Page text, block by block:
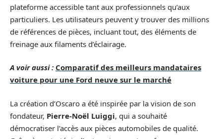
plateforme accessible tant aux professionnels qu’aux
particuliers. Les utilisateurs peuvent y trouver des millions
de références de pièces, incluant tout, des éléments de
freinage aux filaments d’éclairage.
A voir aussi : Comparatif des meilleurs mandataires
voiture pour une Ford neuve sur le marché
La création d’Oscaro a été inspirée par la vision de son
fondateur, Pierre-Noël Luiggi, qui a souhaité
démocratiser l’accès aux pièces automobiles de qualité.